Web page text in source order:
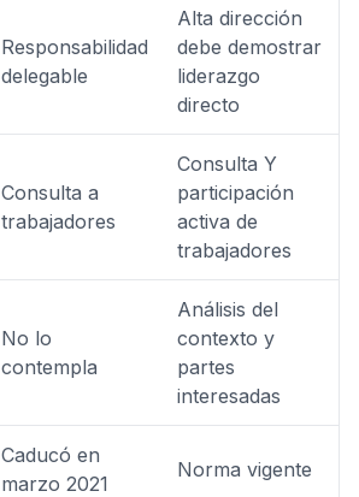
Responsabilidad
delegable
Alta dirección
debe demostrar
liderazgo
directo
Consulta a
trabajadores
Consulta Y
participación
activa de
trabajadores
No lo
contempla
Análisis del
contexto y
partes
interesadas
Caducó en
marzo 2021
Norma vigente